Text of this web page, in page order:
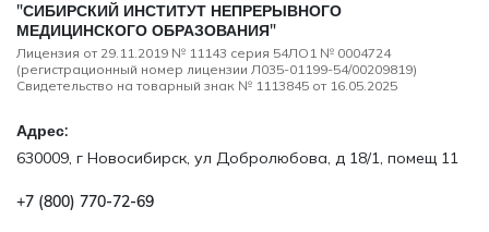
"СИБИРСКИЙ ИНСТИТУТ НЕПРЕРЫВНОГО
МЕДИЦИНСКОГО ОБРАЗОВАНИЯ"
Лицензия от 29.11.2019 № 11143 серия 54ЛО1 № 0004724
(регистрационный номер лицензии Л035-01199-54/00209819)
Свидетельство на товарный знак № 1113845 от 16.05.2025
Адрес:
630009, г Новосибирск, ул Добролюбова, д 18/1, помещ 11
+7 (800) 770‑72‑69